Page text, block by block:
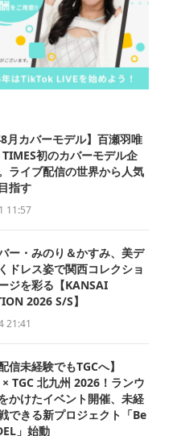
8月カバーモデル】百瀬羽唯
初のカバーモデル企
ライブ配信の世界から人気
指す
11:57
ー・みのり＆かすみ、美デ
ドレス姿で関西コレクショ
ジを彩る【KANSAI
2026 S/S】
21:41
信未経験でもTGCへ】
TGC 北九州 2026！ランウ
かけたイベント開催、未経
できる新プロジェクト「Be
」始動